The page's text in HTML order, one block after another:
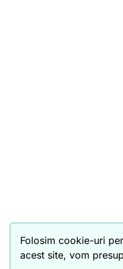
Folosim cookie-uri
acest site, vom